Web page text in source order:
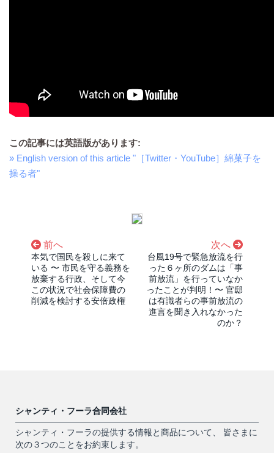
この記事には英語版があります:
» English version of this article "［Twitter・YouTube］綿菓子を
操る者"
前へ
本気で国民を殺しに来て
いる 〜 市民を守る義務を
放棄する行政、そして今
この状況で社会保障費の
削減を検討する安倍政権
次へ
台風19号で緊急放流を行
った６ヶ所のダムは「事
前放流」を行っていなか
ったことが判明！〜 官邸
は有識者らの事前放流の
進言を聞き入れなかった
のか？
シャンティ・フーラ合同会社
シャンティ・フーラの提供する情報と商品について、 皆さまに
次の３つのことをお約束します。